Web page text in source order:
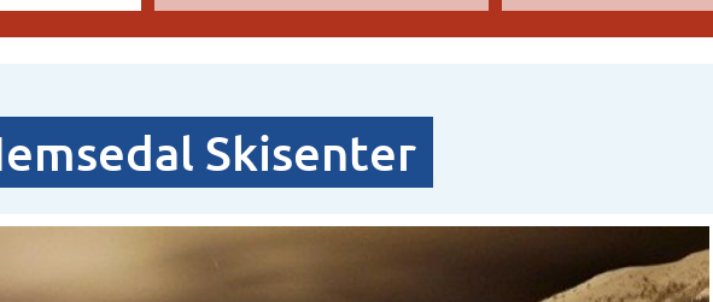
Skisenter